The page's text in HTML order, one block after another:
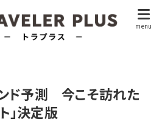
ド予測 今こそ訪れた
」決定版